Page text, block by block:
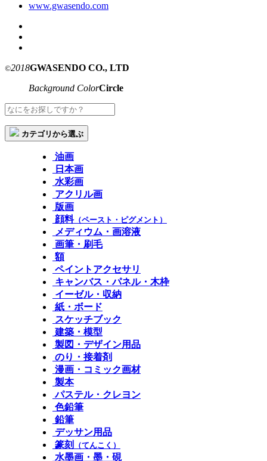
www.gwasendo.com
©2018GWASENDO CO., LTD
Background ColorCircle
カテゴリから選ぶ
油画
日本画
水彩画
アクリル画
版画
顔料（ペースト・ピグメント）
メディウム・画溶液
画筆・刷毛
額
ペイントアクセサリ
キャンバス・パネル・木枠
イーゼル・収納
紙・ボード
スケッチブック
建築・模型
製図・デザイン用品
のり・接着剤
漫画・コミック画材
製本
パステル・クレヨン
色鉛筆
鉛筆
デッサン用品
篆刻
（てんこく）
水墨画・墨・硯